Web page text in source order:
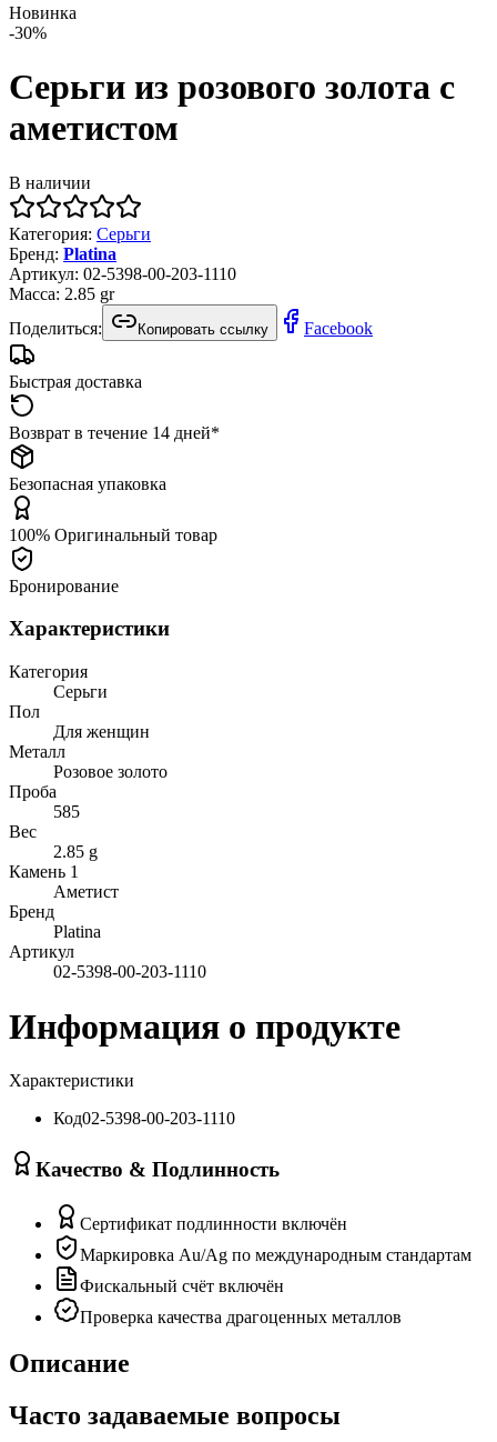
Новинка
-30%
Серьги из розового золота с
аметистом
В наличии
Категория: Серьги
Бренд: Platina
Артикул: 02-5398-00-203-1110
Масса: 2.85 gr
Поделиться:
Копировать ссылку Facebook
Быстрая доставка
Возврат в течение 14 дней*
Безопасная упаковка
100% Оригинальный товар
Бронирование
Характеристики
Категория
Серьги
Пол
Для женщин
Металл
Розовое золото
Проба
585
Вес
2.85 g
Камень 1
Аметист
Бренд
Platina
Артикул
02-5398-00-203-1110
Информация о продукте
Характеристики
Код02-5398-00-203-1110
Качество & Подлинность
Сертификат подлинности включён
Маркировка Au/Ag по международным стандартам
Фискальный счёт включён
Проверка качества драгоценных металлов
Описание
Часто задаваемые вопросы